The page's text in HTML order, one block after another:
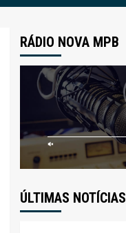
RÁDIO NOVA MPB
ÚLTIMAS NOTÍCIAS